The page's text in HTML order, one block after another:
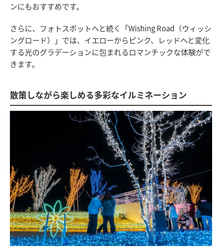
ンにもおすすめです。
さらに、フォトスポットへと続く「Wishing Road（ウィッシ
ングロード）」では、イエローからピンク、レッドへと変化
する光のグラデーションに包まれるロマンチックな体験がで
きます。
散策しながら楽しめる多彩なイルミネーション